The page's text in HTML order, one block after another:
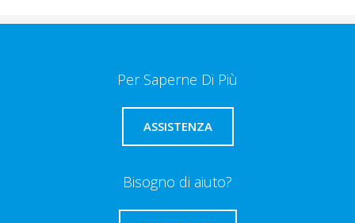
Per Saperne Di Più
ASSISTENZA
Bisogno di aiuto?